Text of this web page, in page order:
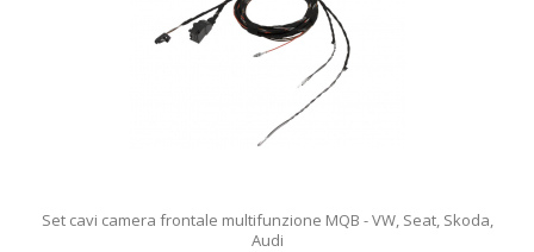
Set cavi camera frontale multifunzione MQB - VW, Seat, Skoda,
Audi